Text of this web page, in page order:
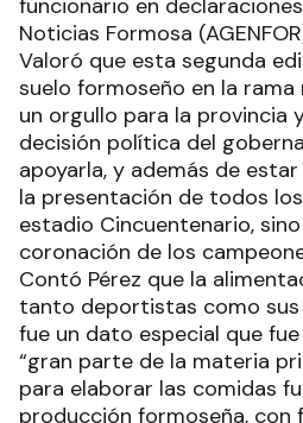
funcionario en
Noticias Formosa
Valoró que esta segunda
suelo formoseño en la rama
un orgullo para la provincia
decisión política del
apoyarla, y además de
la presentación de todos
estadio Cincuentenario,
coronación de los
Contó Pérez que la
tanto deportistas como sus
fue un dato especial que
“gran parte de la materia
para elaborar las comidas
producción formoseña, con